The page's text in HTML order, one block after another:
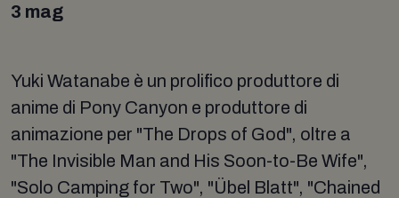
3 mag
Yuki Watanabe è un prolifico produttore di
anime di Pony Canyon e produttore di
animazione per "The Drops of God", oltre a
"The Invisible Man and His Soon-to-Be Wife",
"Solo Camping for Two", "Übel Blatt", "Chained